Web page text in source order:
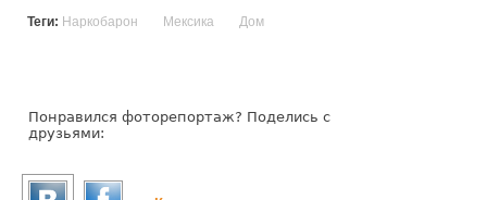
Теги: Наркобарон Мексика Дом
Понравился фоторепортаж? Поделись с
друзьями: